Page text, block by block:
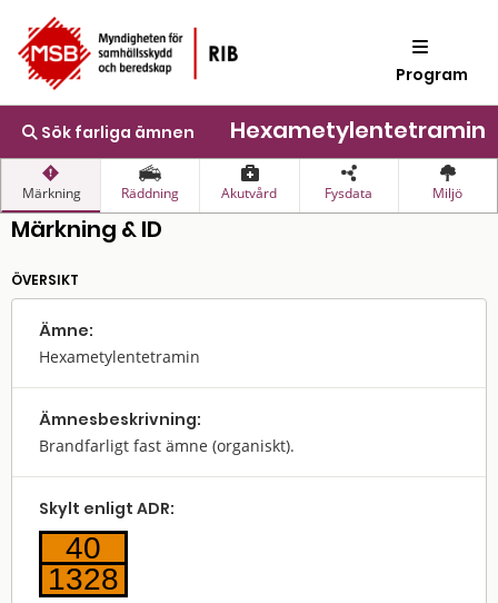
Program
Sök farliga ämnen Hexametylentetramin
Märkning Räddning Akutvård Fysdata Miljö
Märkning & ID
ÖVERSIKT
Ämne:
Hexametylentetramin
Ämnes­beskrivning:
Brandfarligt fast ämne (organiskt).
Skylt enligt ADR:
40
1328